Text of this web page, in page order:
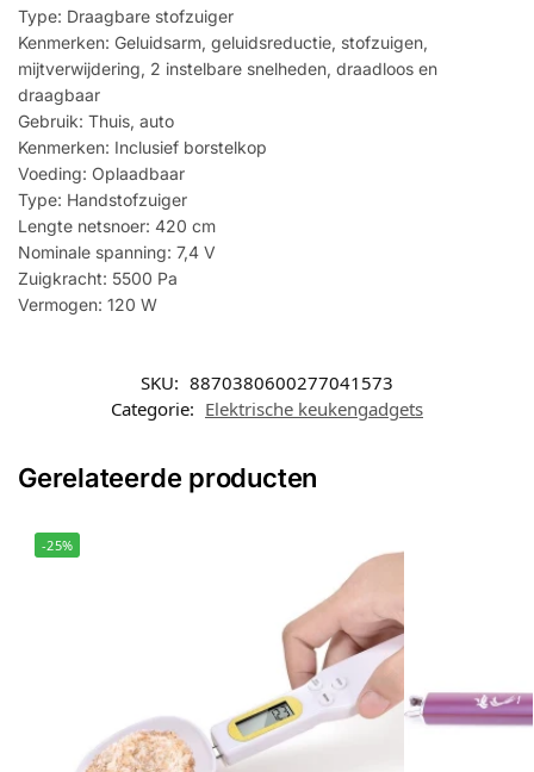
Type: Draagbare stofzuiger
Kenmerken: Geluidsarm, geluidsreductie, stofzuigen,
mijtverwijdering, 2 instelbare snelheden, draadloos en
draagbaar
Gebruik: Thuis, auto
Kenmerken: Inclusief borstelkop
Voeding: Oplaadbaar
Type: Handstofzuiger
Lengte netsnoer: 420 cm
Nominale spanning: 7,4 V
Zuigkracht: 5500 Pa
Vermogen: 120 W
SKU: 8870380600277041573
Categorie: Elektrische keukengadgets
Gerelateerde producten
-25%